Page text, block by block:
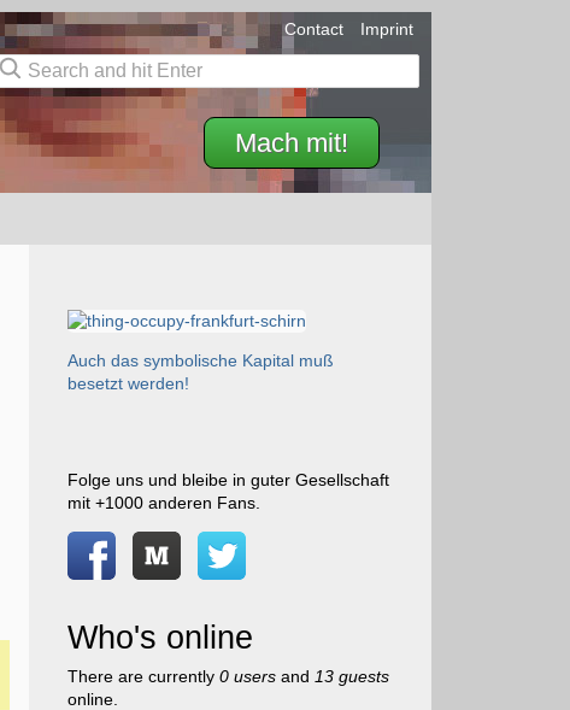
Mach mit!
Contact Imprint
Auch das symbolische Kapital muß
besetzt werden!
Folge uns und bleibe in guter Gesellschaft
mit +1000 anderen Fans.
Who's online
There are currently 0 usersand 13 guests
online.